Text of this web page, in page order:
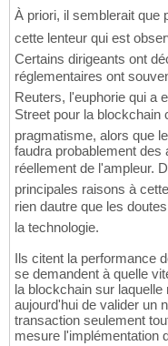
À priori, il semblerait que
cette lenteur qui est
Certains dirigeants ont
réglementaires ont
Reuters, l'euphorie qui a
Street pour la blockchain
pragmatisme, alors que
faudra probablement des
réellement de l'ampleur.
principales raisons à
rien dautre que les
la technologie.
Ils citent la performance
se demandent à quelle
la blockchain sur
aujourd'hui de valider un
transaction seulement
mesure l'implémentation